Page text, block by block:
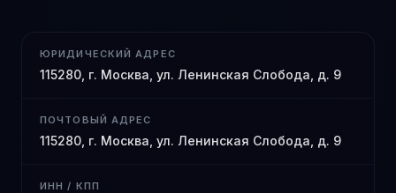
ЮРИДИЧЕСКИЙ АДРЕС
115280, г. Москва, ул. Ленинская Слобода, д. 9
ПОЧТОВЫЙ АДРЕС
115280, г. Москва, ул. Ленинская Слобода, д. 9
ИНН / КПП